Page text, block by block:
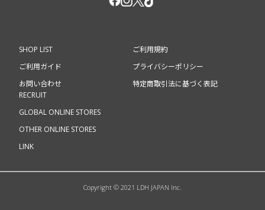
SHOP LIST
ご利用ガイド
お問い合わせ
ご利用規約
プライバシーポリシー
特定商取引法に基づく表記
RECRUIT
GLOBAL ONLINE STORES
OTHER ONLINE STORES
LINK
Copyright © 2021 LDH JAPAN Inc.